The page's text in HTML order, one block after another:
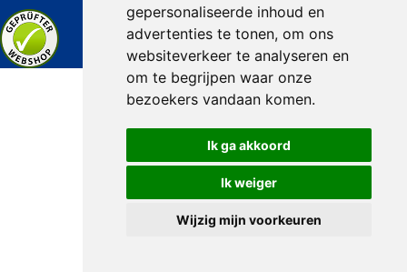
gepersonaliseerde inhoud en
advertenties te tonen, om ons
websiteverkeer te analyseren en
om te begrijpen waar onze
bezoekers vandaan komen.
Ik ga akkoord
Ik weiger
Wijzig mijn voorkeuren